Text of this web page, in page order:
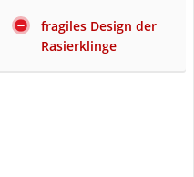
fragiles Design der
Rasierklinge